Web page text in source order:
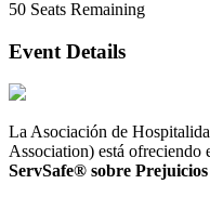
50 Seats Remaining
Event Details
La Asociación de
Association) está ofreciendo
ServSafe® sobre